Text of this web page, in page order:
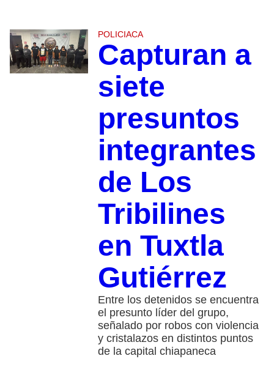
POLICIACA
Capturan a
siete
presuntos
integrantes
de Los
Tribilines
en Tuxtla
Gutiérrez
Entre los detenidos se encuentra
el presunto líder del grupo,
señalado por robos con violencia
y cristalazos en distintos puntos
de la capital chiapaneca